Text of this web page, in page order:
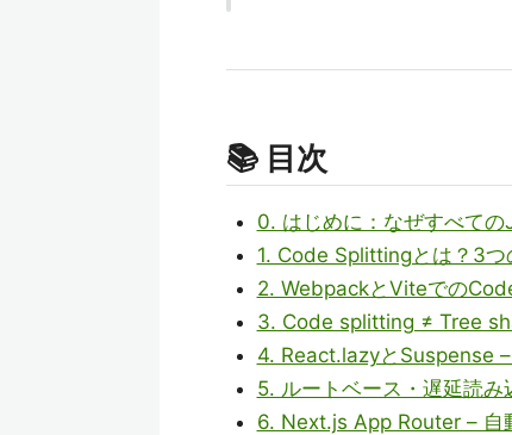
📚 目次
0. はじめに：なぜすべて
1. Code Splittingとは？3つ
2. WebpackとViteでの
3. Code splitting ≠ Tree
4. React.lazyとSuspense
5. ルートベース・遅延読み
6. Next.js App Router – 自